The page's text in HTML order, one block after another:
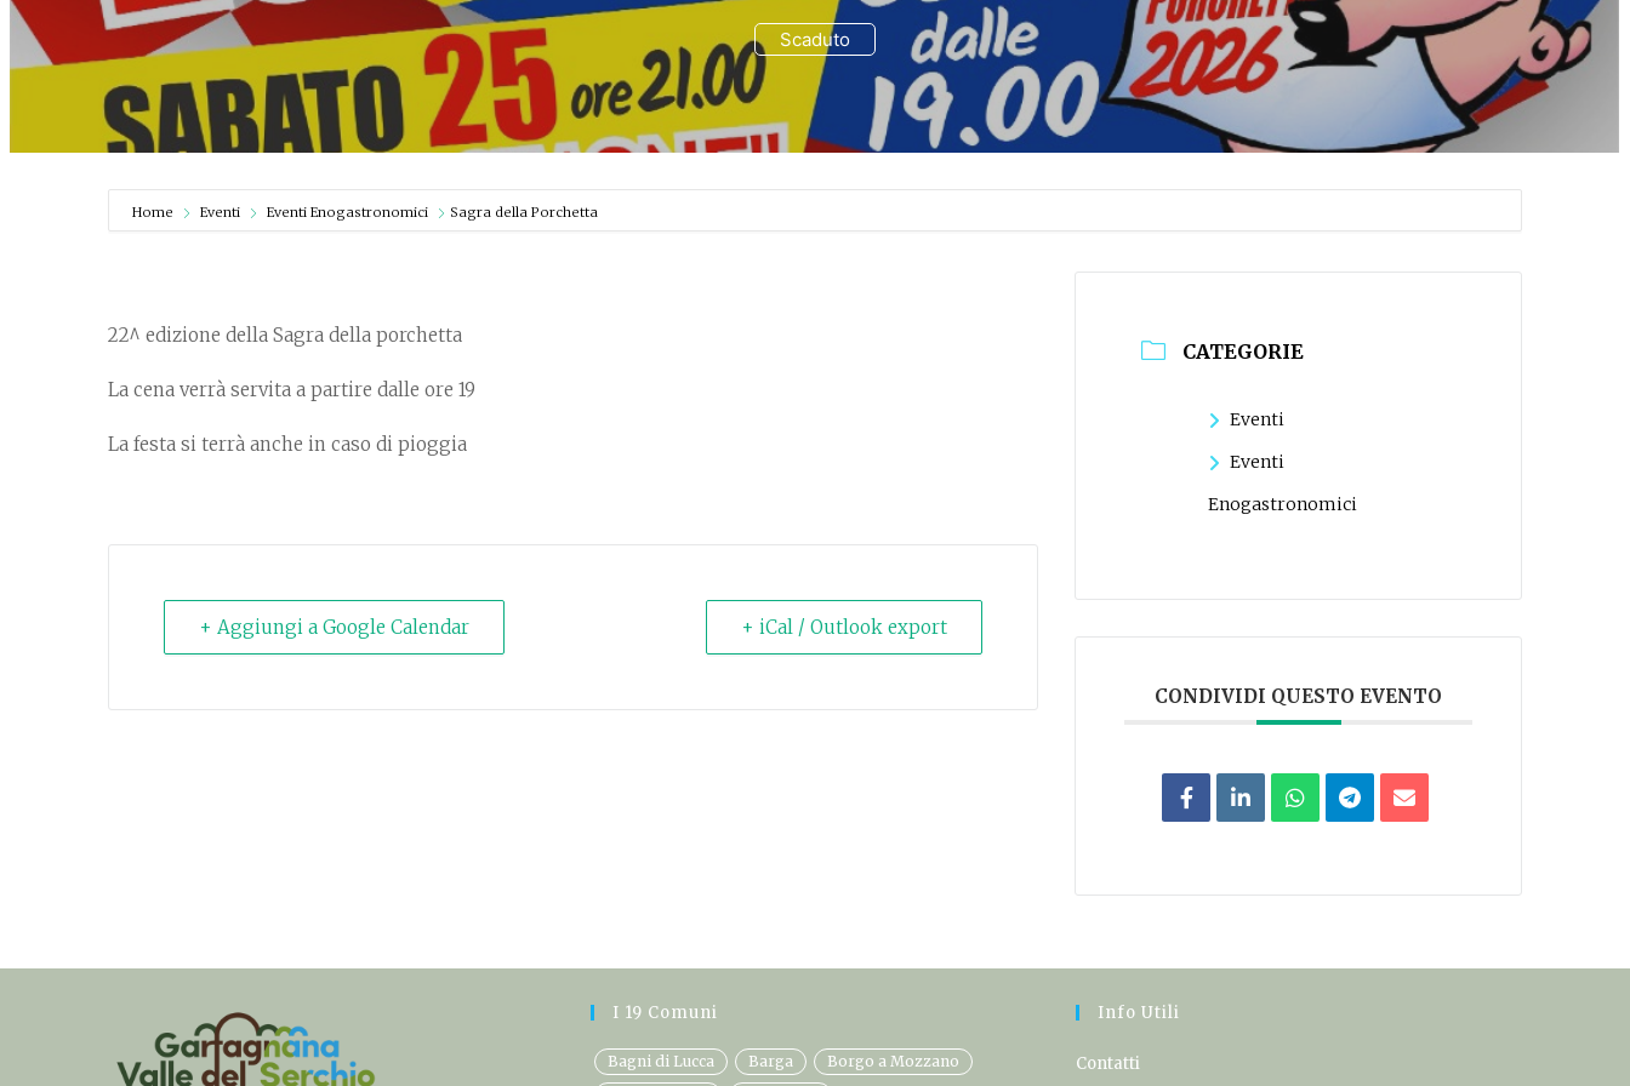
Scaduto
Home Eventi Eventi Enogastronomici Sagra della Porchetta
22^ edizione della Sagra della porchetta
La cena verrà servita a partire dalle ore 19
La festa si terrà anche in caso di pioggia
+ Aggiungi a Google Calendar + iCal / Outlook export
CATEGORIE
Eventi
Eventi
Enogastronomici
CONDIVIDI QUESTO EVENTO
I 19 Comuni
Bagni di Lucca Barga Borgo a Mozzano
Info Utili
Contatti